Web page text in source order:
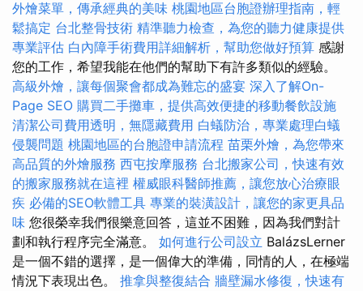
外燴菜單，傳承經典的美味 桃園地區台胞證辦理指南，輕
鬆搞定 台北整骨技術 精準聽力檢查，為您的聽力健康提供
專業評估 白內障手術費用詳細解析，幫助您做好預算 感謝
您的工作，希望我能在他們的幫助下有許多類似的經驗。
高級外燴，讓每個聚會都成為難忘的盛宴 深入了解On-
Page SEO 購買二手攤車，提供高效便捷的移動餐飲設施
清潔公司費用透明，無隱藏費用 白蟻防治，專業處理白蟻
侵襲問題 桃園地區的台胞證申請流程 苗栗外燴，為您帶來
高品質的外燴服務 西屯按摩服務 台北搬家公司，快速有效
的搬家服務就在這裡 權威眼科醫師推薦，讓您放心治療眼
疾 必備的SEO軟體工具 專業的裝潢設計，讓您的家更具品
味 您很榮幸我們很樂意回答，這並不困難，因為我們對計
劃和執行程序完全滿意。 如何進行公司設立 BalázsLerner
是一個不錯的選擇，是一個偉大的準備，同情的人，在極端
情況下表現出色。 推拿與整復結合 牆壁漏水修復，快速有